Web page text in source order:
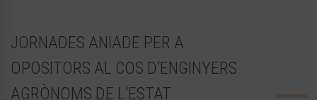
JORNADES ANIADE PER A
OPOSITORS AL COS D’ENGINYERS
AGRÒNOMS DE L’ESTAT